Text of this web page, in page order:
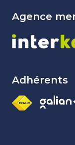
agence
Adhérents